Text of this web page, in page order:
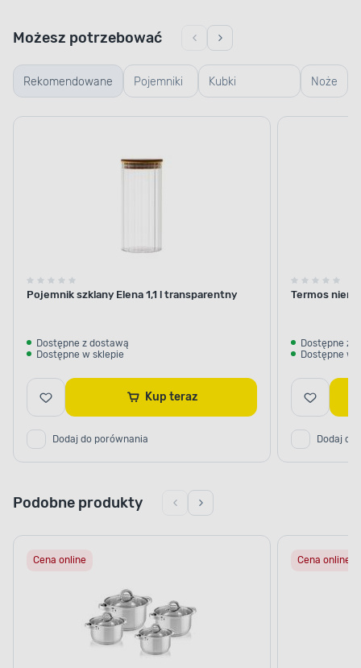
Rekomendowane Pojemniki
szklane
Kubki
termiczne i
Noże
Możesz potrzebować
Pojemnik szklany Elena 1,1 l transparentny
Dostępne z dostawą
Dostępne w sklepie
Kup teraz
Dodaj do porównania
Termos
Dostępne z
Dostępne w
Dodaj do
Podobne produkty
Cena online Cena online